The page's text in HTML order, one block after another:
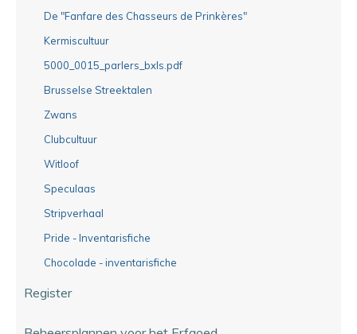
De "Fanfare des Chasseurs de Prinkères"
Kermiscultuur
5000_0015_parlers_bxls.pdf
Brusselse Streektalen
Zwans
Clubcultuur
Witloof
Speculaas
Stripverhaal
Pride - Inventarisfiche
Chocolade - inventarisfiche
Register